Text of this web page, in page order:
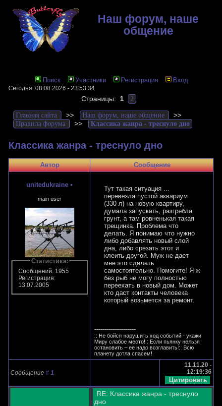
Наш форум, наше
общение
Поиск Участники Регистрация Вход
Сегодня: 08.08.2026 - 23:53:34
Страницы: 1 2
Главная сайта >> Наш форум, наше общение >>
Правила форума >> Классика жанра - треснуло дно
Классика жанра - треснуло дно
Автор Сообщение
unitedukraine •
main user
Статистика:
Сообщений: 1955
Регистрация:
13.07.2005
Тут такая ситуация ...
перевезла пустой аквариум
(330 л) на новую квартиру,
думала запускать, разгребла
грунт, а там ровненькая такая
трещинка. Проблема что
делать. Я понимаю что нужно
либо добавлять новый слой
дна, либо срезать этот и
клеить другой. Муж не дает
мне это сделать
самостоятельно. Помогите! Я ж
без рыб не могу полностью
переехать в новый дом. Может
кто даст контакты человека
который возьмется за ремонт.
---------------------
:: Не бойся нарушить ход событий - укажи
Миру слабое место!:: Если пьянку нельзя
остановить – ее надо возглавить!:: Всю
планету дотла спасем!
Сообщение # 1
11.11.20 -
12:19:36
RE: Классика жанра - треснуло
дно